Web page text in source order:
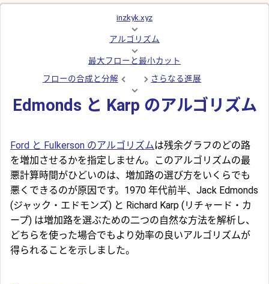
inzkyk.xyz
アルゴリズム
最大フローと最小カット
フローの合成と分解
さらなる進展
Edmonds と Karp のアルゴリズム
Ford と Fulkerson のアルゴリズムは残余グラフのどの路
を増加させるかを指定しません。このアルゴリズムの最
悪計算時間がひどいのは、増加路の選び方をいくらでも
悪くできるのが原因です。1970 年代前半、Jack Edmonds
(ジャック・エドモンズ) と Richard Karp (リチャード・カ
ープ) は増加路を選ぶための二つの自然な方法を解析し、
どちらを使った場合でもより効率の良いアルゴリズムが
得られることを示しました。